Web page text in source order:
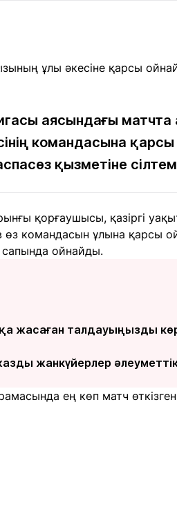
Бос жұмыс
орындары
Жарнама
аясындағы
командасына
қызметіне
қорғаушысы, қазіргі
командасын ұлына қарсы
сапында ойнайды.
жасаған талдауыңызды
жанкүйерлер
ең көп матч